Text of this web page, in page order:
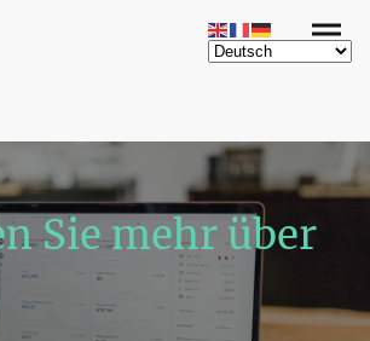
Sie mehr über